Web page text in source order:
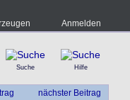
Anmelden
Suche Hilfe
nächster Beitrag